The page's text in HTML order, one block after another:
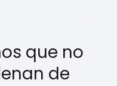
que no
de